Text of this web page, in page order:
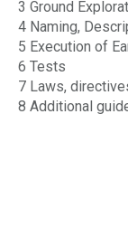
3 Ground
4 Naming,
5 Execution of
6 Tests
7 Laws,
8 Additional